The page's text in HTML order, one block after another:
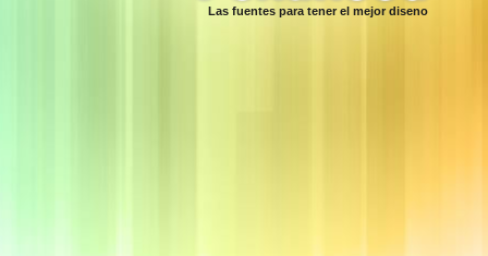
Las fuentes para tener el mejor diseno